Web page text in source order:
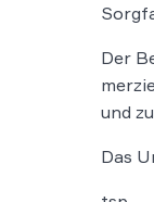
Der
und
Das